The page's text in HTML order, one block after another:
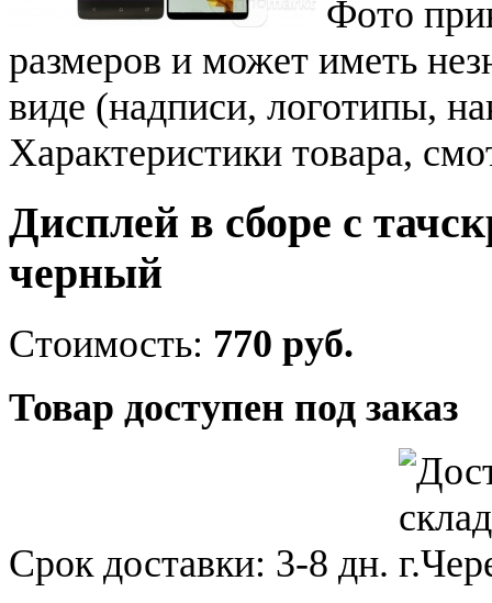
Фото
размеров и может иметь
виде (надписи, логотипы,
Характеристики товара,
Дисплей в сборе с
черный
Стоимость: 770 руб.
Товар доступен под заказ
Срок доставки: 3-8 дн.